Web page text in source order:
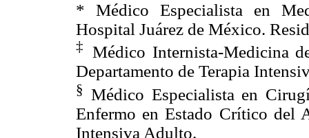
* Médico Especialista en
Hospital Juárez de México.
‡
Médico Internista-Medicina
Departamento de Terapia
§ Médico Especialista en
Enfermo en Estado Crítico del
Intensiva Adulto.